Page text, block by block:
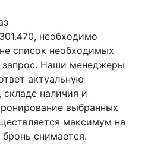
необходимо
список необходимых
запрос. Наши менеджеры
актуальную
наличия и
выбранных
максимум на
снимается.